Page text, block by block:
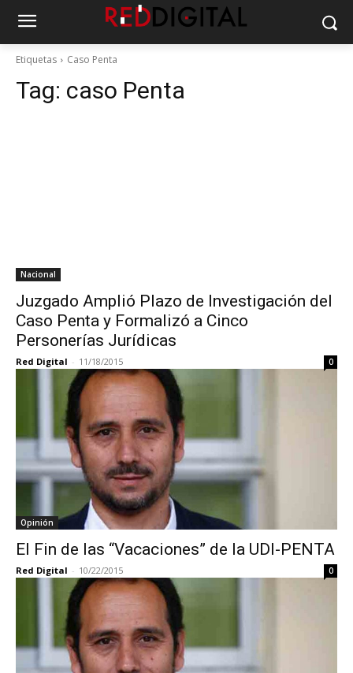
Etiquetas Caso Penta
Tag: caso Penta
Nacional
Juzgado Amplió Plazo de Investigación del
Caso Penta y Formalizó a Cinco
Personerías Jurídicas
Red Digital - 11/18/2015 0
Opinión
El Fin de las “Vacaciones” de la UDI-PENTA
Red Digital - 10/22/2015 0